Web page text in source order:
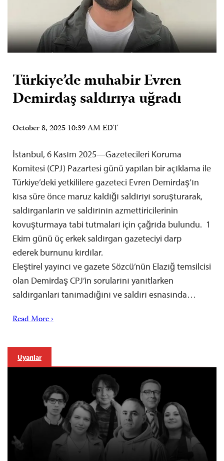
Türkiye’de muhabir Evren
Demirdaş saldırıya uğradı
October 8, 2025 10:39 AM EDT
İstanbul, 6 Kasım 2025—Gazetecileri Koruma
Komitesi (CPJ) Pazartesi günü yapılan bir açıklama ile
Türkiye’deki yetkililere gazeteci Evren Demirdaş’ın
kısa süre önce maruz kaldığı saldırıyı soruşturarak,
saldırganların ve saldırının azmettiricilerinin
kovuşturmaya tabi tutmaları için çağrıda bulundu. 1
Ekim günü üç erkek saldırgan gazeteciyi darp
ederek burnunu kırdılar.
Eleştirel yayıncı ve gazete Sözcü’nün Elazığ temsilcisi
olan Demirdaş CPJ’in sorularını yanıtlarken
saldırganları tanımadığını ve saldırı esnasında…
Read More ›
Uyarılar